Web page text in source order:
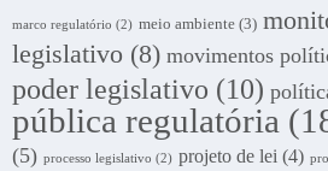
marco regulatório (2) meio ambiente (3)
legislativo (8) movimentos
poder legislativo (10)
pública regulatória
(5) processo legislativo (2) projeto de lei (4)